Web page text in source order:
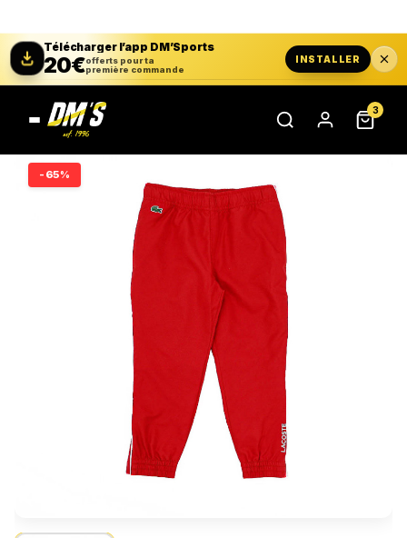
Télécharger l’app DM’Sports
20€offerts pour ta
première commande
INSTALLER
3
-65%